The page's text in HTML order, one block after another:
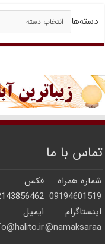
دسته‌ها
تماس با ما
شماره همراه
فکس
09194601519
اینستاگرام
ایمیل
namaksaraa@